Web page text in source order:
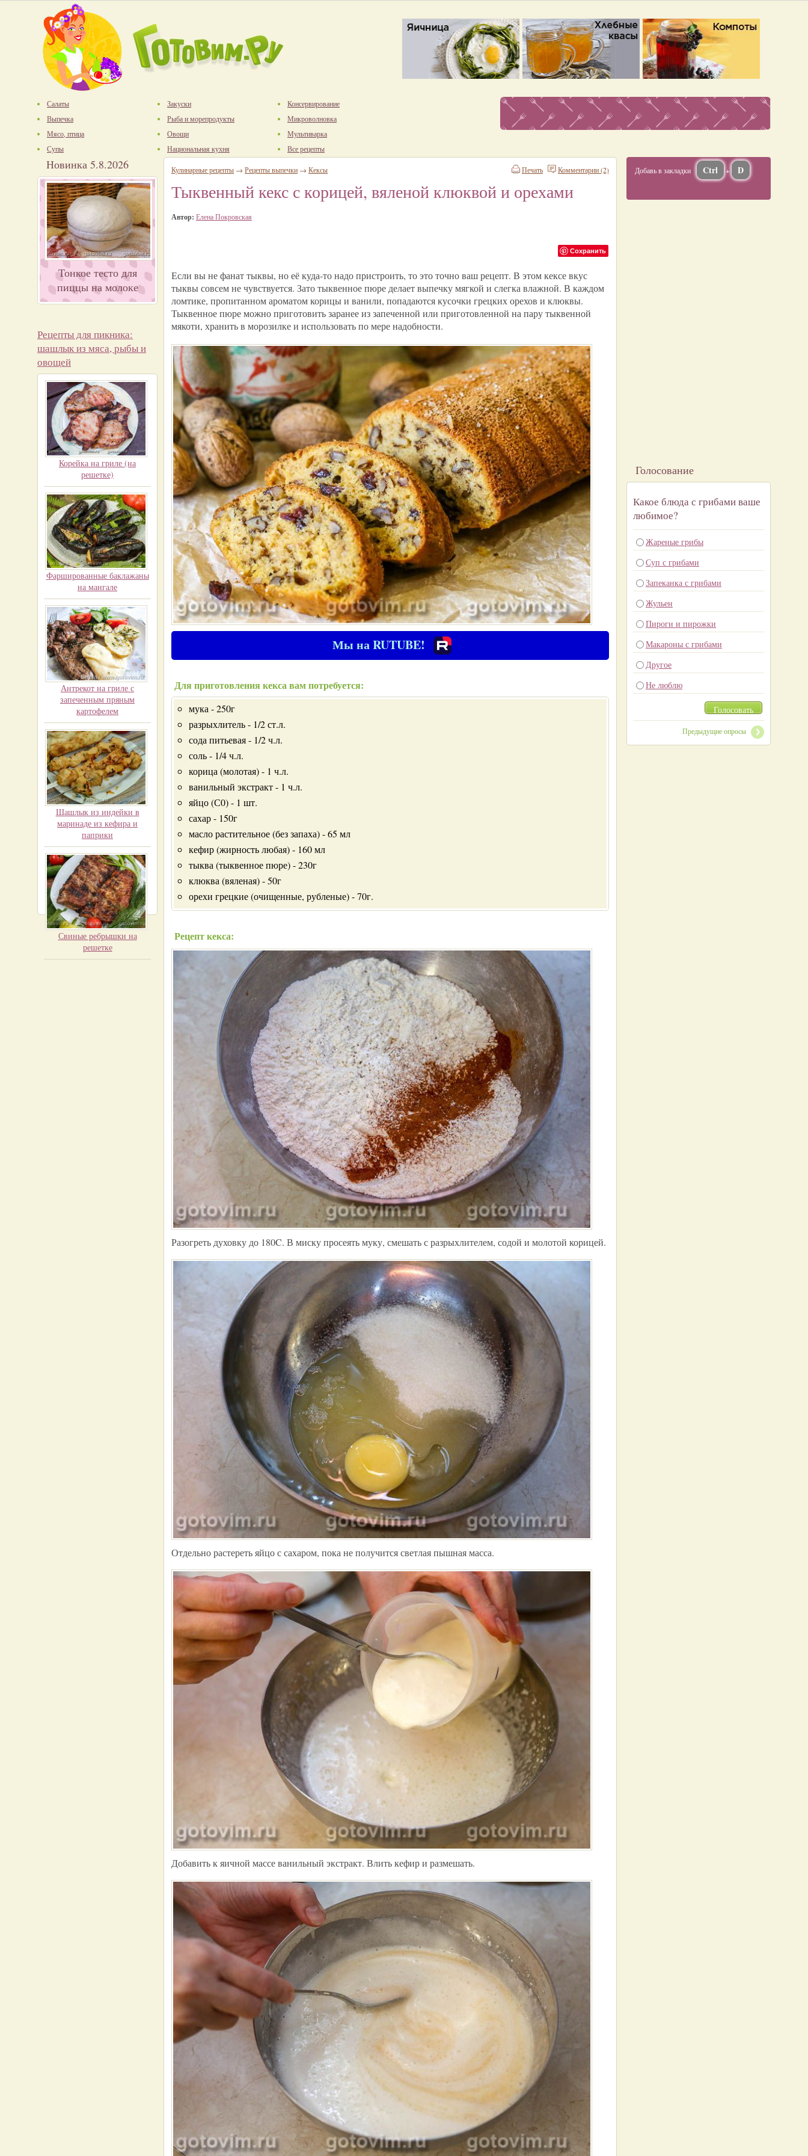
Салаты
Выпечка
Мясо, птица
Супы
Закуски
Рыба и морепродукты
Овощи
Национальная кухня
Консервирование
Микроволновка
Мультиварка
Все рецепты
Новинка 5.8.2026
Тонкое тесто для
пиццы на молоке
Рецепты для пикника:
шашлык из мяса, рыбы и
овощей
Корейка на гриле (на
решетке)
Фаршированные баклажаны
на мангале
Антрекот на гриле с
запеченным пряным
картофелем
Шашлык из индейки в
маринаде из кефира и
паприки
Свиные ребрышки на
решетке
Комментарии (2)
Печать
Кулинарные рецепты → Рецепты выпечки → Кексы
Тыквенный кекс с корицей, вяленой клюквой и орехами
Автор: Елена Покровская
Сохранить
Если вы не фанат тыквы, но её куда-то надо пристроить, то это точно ваш рецепт. В этом кексе вкус
тыквы совсем не чувствуется. Зато тыквенное пюре делает выпечку мягкой и слегка влажной. В каждом
ломтике, пропитанном ароматом корицы и ванили, попадаются кусочки грецких орехов и клюквы.
Тыквенное пюре можно приготовить заранее из запеченной или приготовленной на пару тыквенной
мякоти, хранить в морозилке и использовать по мере надобности.
Мы на RUTUBE!
Для приготовления кекса вам потребуется:
мука - 250г
разрыхлитель - 1/2 ст.л.
сода питьевая - 1/2 ч.л.
соль - 1/4 ч.л.
корица (молотая) - 1 ч.л.
ванильный экстракт - 1 ч.л.
яйцо (С0) - 1 шт.
сахар - 150г
масло растительное (без запаха) - 65 мл
кефир (жирность любая) - 160 мл
тыква (тыквенное пюре) - 230г
клюква (вяленая) - 50г
орехи грецкие (очищенные, рубленые) - 70г.
Рецепт кекса:
Разогреть духовку до 180C. В миску просеять муку, смешать с разрыхлителем, содой и молотой корицей.
Отдельно растереть яйцо с сахаром, пока не получится светлая пышная масса.
Добавить к яичной массе ванильный экстракт. Влить кефир и размешать.
Добавь в закладки Ctrl + D
Голосование
Какое блюда с грибами ваше
любимое?
Жареные грибы
Суп с грибами
Запеканка с грибами
Жульен
Пироги и пирожки
Макароны с грибами
Другое
Не люблю
Голосовать
Предыдущие опросы